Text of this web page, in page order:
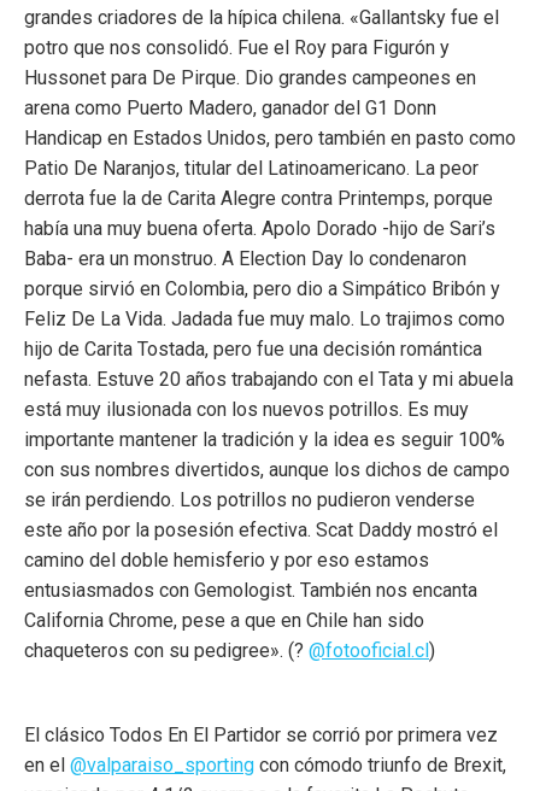
grandes criadores de la hípica chilena. «Gallantsky fue el
potro que nos consolidó. Fue el Roy para Figurón y
Hussonet para De Pirque. Dio grandes campeones en
arena como Puerto Madero, ganador del G1 Donn
Handicap en Estados Unidos, pero también en pasto como
Patio De Naranjos, titular del Latinoamericano. La peor
derrota fue la de Carita Alegre contra Printemps, porque
había una muy buena oferta. Apolo Dorado -hijo de Sari’s
Baba- era un monstruo. A Election Day lo condenaron
porque sirvió en Colombia, pero dio a Simpático Bribón y
Feliz De La Vida. Jadada fue muy malo. Lo trajimos como
hijo de Carita Tostada, pero fue una decisión romántica
nefasta. Estuve 20 años trabajando con el Tata y mi abuela
está muy ilusionada con los nuevos potrillos. Es muy
importante mantener la tradición y la idea es seguir 100%
con sus nombres divertidos, aunque los dichos de campo
se irán perdiendo. Los potrillos no pudieron venderse
este año por la posesión efectiva. Scat Daddy mostró el
camino del doble hemisferio y por eso estamos
entusiasmados con Gemologist. También nos encanta
California Chrome, pese a que en Chile han sido
chaqueteros con su pedigree». (? @fotooficial.cl)
El clásico Todos En El Partidor se corrió por primera vez
en el @valparaiso_sporting con cómodo triunfo de Brexit,